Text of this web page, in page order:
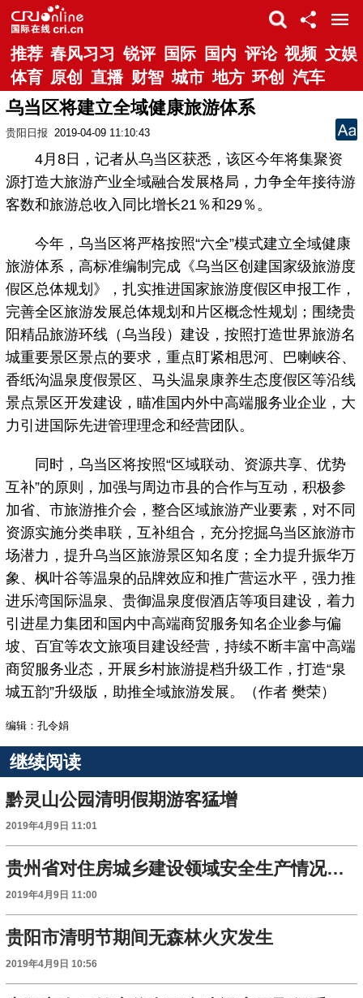
推荐 春风习习 锐评 国际 国内 评论 视频 文娱
体育 原创 直播 财智 城市 地方 环创 汽车
乌当区将建立全域健康旅游体系
贵阳日报 2019-04-09 11:10:43
4月8日，记者从乌当区获悉，该区今年将集聚资
源打造大旅游产业全域融合发展格局，力争全年接待游
客数和旅游总收入同比增长21％和29％。
今年，乌当区将严格按照“六全”模式建立全域健康
旅游体系，高标准编制完成《乌当区创建国家级旅游度
假区总体规划》，扎实推进国家旅游度假区申报工作，
完善全区旅游发展总体规划和片区概念性规划；围绕贵
阳精品旅游环线（乌当段）建设，按照打造世界旅游名
城重要景区景点的要求，重点盯紧相思河、巴喇峡谷、
香纸沟温泉度假景区、马头温泉康养生态度假区等沿线
景点景区开发建设，瞄准国内外中高端服务业企业，大
力引进国际先进管理理念和经营团队。
同时，乌当区将按照“区域联动、资源共享、优势
互补”的原则，加强与周边市县的合作与互动，积极参
加省、市旅游推介会，整合区域旅游产业要素，对不同
资源实施分类串联，互补组合，充分挖掘乌当区旅游市
场潜力，提升乌当区旅游景区知名度；全力提升振华万
象、枫叶谷等温泉的品牌效应和推广营运水平，强力推
进乐湾国际温泉、贵御温泉度假酒店等项目建设，着力
引进星力集团和国内中高端商贸服务知名企业参与偏
坡、百宜等农文旅项目建设经营，持续不断丰富中高端
商贸服务业态，开展乡村旅游提档升级工作，打造“泉
城五韵”升级版，助推全域旅游发展。（作者 樊荣）
编辑：孔令娟
继续阅读
黔灵山公园清明假期游客猛增
2019年4月9日 11:01
贵州省对住房城乡建设领域安全生产情况进行排查
2019年4月9日 11:00
贵阳市清明节期间无森林火灾发生
2019年4月9日 10:56